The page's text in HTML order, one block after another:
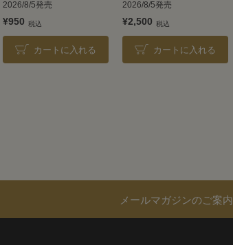
2026/8/5発売
¥950
カートに入れる
2026/8/5発売
¥2,500
カートに入れる
メールマガジンのご案内